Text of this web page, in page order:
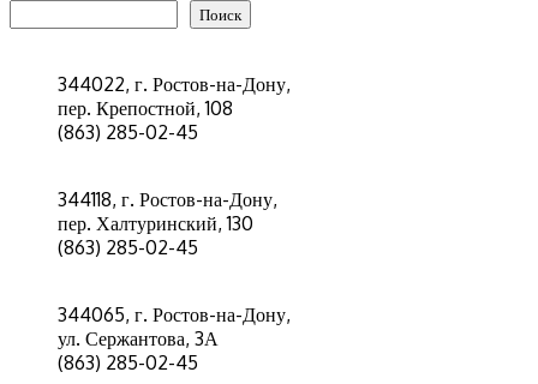
Поиск
344022, г. Ростов-на-Дону,
пер. Крепостной, 108
(863) 285-02-45
344118, г. Ростов-на-Дону,
пер. Халтуринский, 130
(863) 285-02-45
344065, г. Ростов-на-Дону,
ул. Сержантова, 3А
(863) 285-02-45